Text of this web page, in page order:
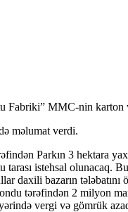
MMC-nin karton
məlumat verdi.
Parkın 3 hektara
istehsal olunacaq.
daxili bazarın
tərəfindən 2 milyon
vergi və gömrük